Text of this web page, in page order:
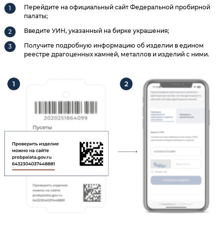
Перейдите на официальный сайт Федеральной пробирной
палаты;
Введите УИН, указанный на бирке украшения;
Получите подробную информацию об изделии в едином
реестре драгоценных камней, металлов и изделий с ними.